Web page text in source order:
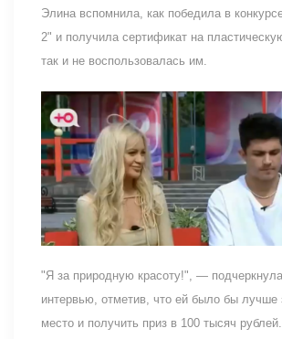
Элина вспомнила, как победила в
2" и получила сертификат на
так и не воспользовалась им.
"Я за природную красоту!", —
интервью, отметив, что ей было бы лучше
место и получить приз в 100 тысяч рублей.